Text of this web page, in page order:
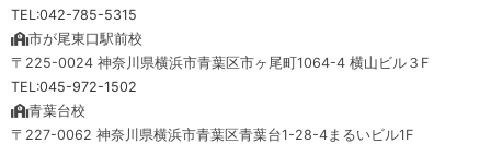
TEL:042-785-5315
市が尾東口駅前校
〒225-0024 神奈川県横浜市青葉区市ヶ尾町1064-4 横山ビル３F
TEL:045-972-1502
青葉台校
〒227-0062 神奈川県横浜市青葉区青葉台1-28-4まるいビル1F